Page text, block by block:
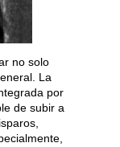
no solo
La
por
de subir a